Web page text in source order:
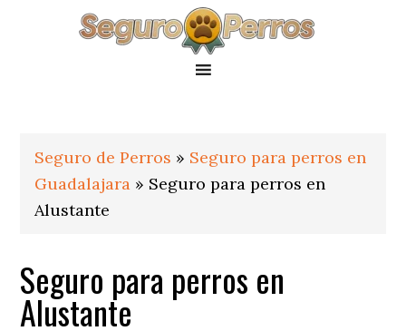
Seguro de Perros » Seguro para perros en
Guadalajara » Seguro para perros en
Alustante
Seguro para perros en
Alustante